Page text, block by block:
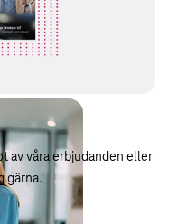
av våra erbjudanden eller
gärna.